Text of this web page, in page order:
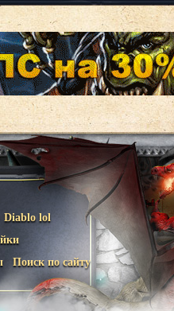
Diablo lol
Поиск по сайту